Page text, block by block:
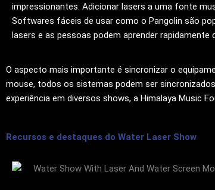
impressionantes. Adicionar lasers a uma fonte
Softwares fáceis de usar como o Pangolin são
lasers e as pessoas podem aprender rapidamente
O aspecto mais importante é sincronizar o
mouse, todos os sistemas podem ser
experiência em diversos shows, a Himalaya Music
Recursos e destaques do Water Laser Show